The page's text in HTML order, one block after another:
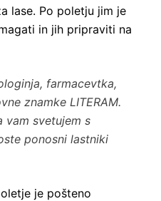
lase. Po poletju jim je
in jih pripraviti na
farmacevtka,
znamke LITERAM.
vam svetujem s
ponosni lastniki
je pošteno